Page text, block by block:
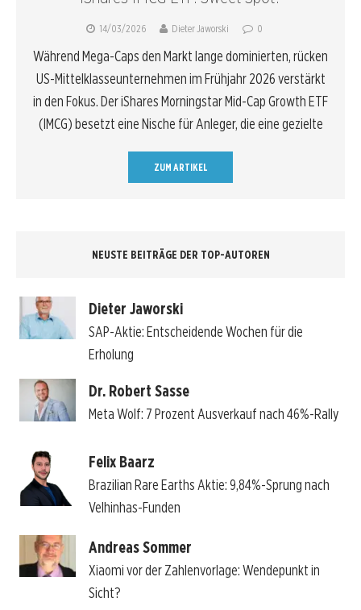
14/03/2026 Dieter Jaworski 0
Während Mega-Caps den Markt lange dominierten, rücken
US-Mittelklasseunternehmen im Frühjahr 2026 verstärkt
in den Fokus. Der iShares Morningstar Mid-Cap Growth ETF
(IMCG) besetzt eine Nische für Anleger, die eine gezielte
ZUM ARTIKEL
NEUSTE BEITRÄGE DER TOP-AUTOREN
Dieter Jaworski
SAP-Aktie: Entscheidende Wochen für die
Erholung
Dr. Robert Sasse
Meta Wolf: 7 Prozent Ausverkauf nach 46%-Rally
Felix Baarz
Brazilian Rare Earths Aktie: 9,84%-Sprung nach
Velhinhas-Funden
Andreas Sommer
Xiaomi vor der Zahlenvorlage: Wendepunkt in
Sicht?